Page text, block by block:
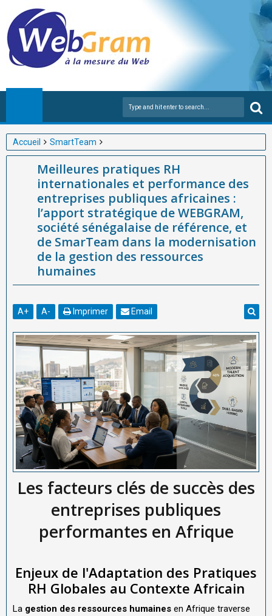
Accueil
SmartTeam
Meilleures pratiques RH internationales et performance des
entreprises publiques africaines : l’apport stratégique de
WEBGRAM, société sénégalaise de référence, et de SmarTeam
dans la modernisation de la gestion des ressources humaines
Meilleures pratiques RH
internationales et performance des
entreprises publiques africaines :
l’apport stratégique de WEBGRAM,
société sénégalaise de référence, et
de SmarTeam dans la modernisation
de la gestion des ressources
humaines
A+ A- Imprimer Email
Les facteurs clés de succès des
entreprises publiques
performantes en Afrique
Enjeux de l'Adaptation des Pratiques
RH Globales au Contexte Africain
La gestion des ressources humaines en Afrique traverse